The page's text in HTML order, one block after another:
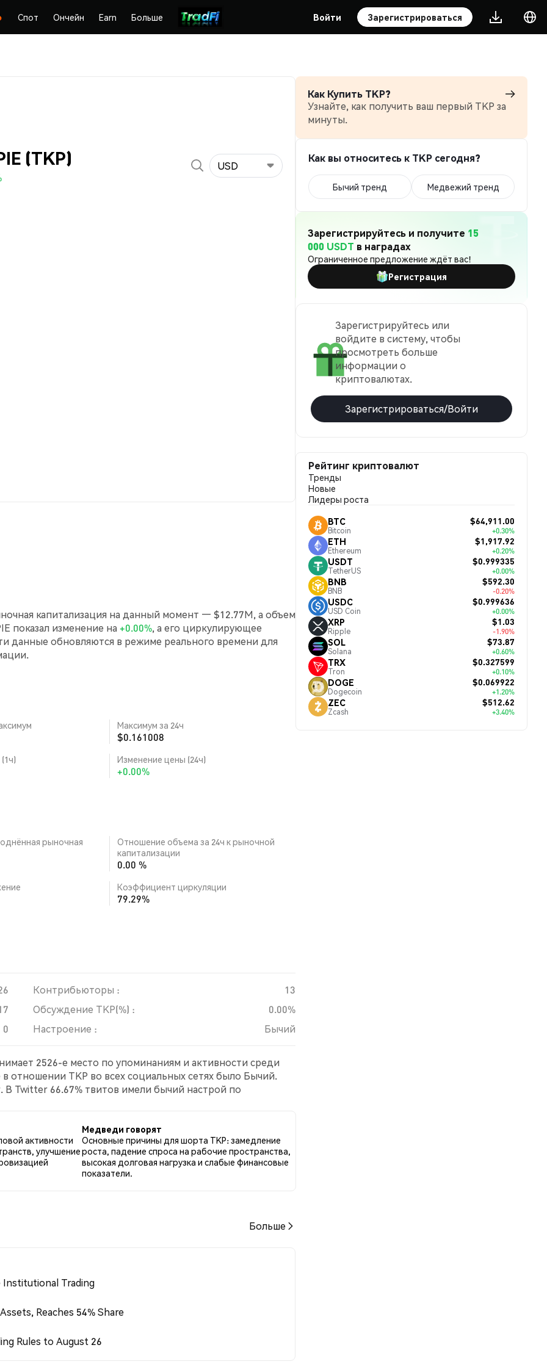
Спот Ончейн Earn Больше Войти Зарегистрироваться
(TKP) USD
капитализация на данный момент — $12.77M, а объем
показал изменение на +0.00%, а его циркулирующее
данные обновляются в режиме реального времени для
Максимум за 24ч
$0.161008
Изменение цены (24ч)
+0.00%
рыночная
Отношение объема за 24ч к рыночной
капитализации
0.00 %
Коэффициент циркуляции
79.29%
Контрибьюторы :
13
Обсуждение TKP(%) :
0.00%
0 Настроение : Бычий
2526-е место по упоминаниям и активности среди
отношении TKP во всех социальных сетях было Бычий.
В Twitter 66.67% твитов имели бычий настрой по
активности
улучшение
Медведи говорят
Основные причины для шорта TKP: замедление
роста, падение спроса на рабочие пространства,
высокая долговая нагрузка и слабые финансовые
показатели.
Больше
Institutional Trading
Reaches 54% Share
Rules to August 26
Как Купить TKP?
Узнайте, как получить ваш первый TKP за
минуты.
Как вы относитесь к TKP сегодня?
Бычий тренд Медвежий тренд
Зарегистрируйтесь и получите 15
000 USDT в наградах
Ограниченное предложение ждёт вас!
Регистрация
Зарегистрируйтесь или
войдите в систему, чтобы
просмотреть больше
информации о
криптовалютах.
Зарегистрироваться/Войти
Рейтинг криптовалют
Тренды
Новые
Лидеры роста
BTC
Bitcoin
$64,911.00
+0.30%
ETH
Ethereum
$1,917.92
+0.20%
USDT
TetherUS
$0.999335
+0.00%
BNB
BNB
$592.30
-0.20%
USDC
USD Coin
$0.999636
+0.00%
XRP
Ripple
$1.03
-1.90%
SOL
Solana
$73.87
+0.60%
TRX
Tron
$0.327599
+0.10%
DOGE
Dogecoin
$0.069922
+1.20%
ZEC
Zcash
$512.62
+3.40%